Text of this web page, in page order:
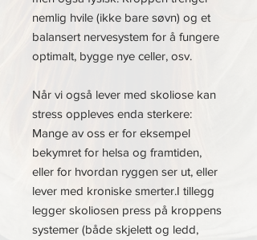
nemlig hvile (ikke bare søvn) og et
balansert nervesystem for å fungere
optimalt, bygge nye celler, osv.
Når vi også lever med skoliose kan
stress oppleves enda sterkere:
Mange av oss er for eksempel
bekymret for helsa og framtiden,
eller for hvordan ryggen ser ut, eller
lever med kroniske smerter.I tillegg
legger skoliosen press på kroppens
systemer (både skjelett og ledd,